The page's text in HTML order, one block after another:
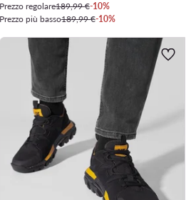
di prodotti:
Prezzo regolare189,99 €-10%
Prezzo più basso189,99 €-10%